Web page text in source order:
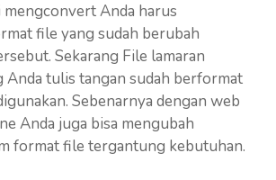
mengconvert Anda harus
file yang sudah berubah
Sekarang File lamaran
Anda tulis tangan sudah berformat
Sebenarnya dengan web
Anda juga bisa mengubah
format file tergantung kebutuhan.